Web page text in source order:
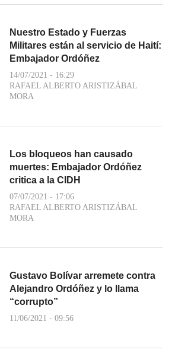
Nuestro Estado y Fuerzas
Militares están al servicio de Haití:
Embajador Ordóñez
14/07/2021 - 16:29
RAFAEL ALBERTO ARISTIZÁBAL
MORA
Los bloqueos han causado
muertes: Embajador Ordóñez
critica a la CIDH
07/07/2021 - 17:06
RAFAEL ALBERTO ARISTIZÁBAL
MORA
Gustavo Bolívar arremete contra
Alejandro Ordóñez y lo llama
“corrupto”
11/06/2021 - 09:56